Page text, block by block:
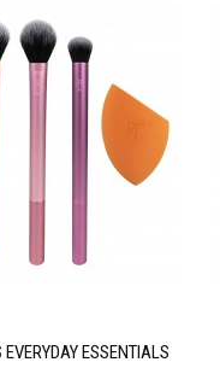
ESSENTIALS